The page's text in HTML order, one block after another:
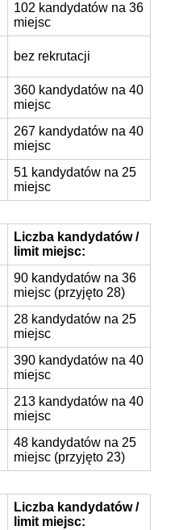
102 kandydatów na 36
miejsc
bez rekrutacji
360 kandydatów na 40
miejsc
267 kandydatów na 40
miejsc
51 kandydatów na 25
miejsc
Liczba kandydatów /
limit miejsc:
90 kandydatów na 36
miejsc (przyjęto 28)
28 kandydatów na 25
miejsc
390 kandydatów na 40
miejsc
213 kandydatów na 40
miejsc
48 kandydatów na 25
miejsc (przyjęto 23)
Liczba kandydatów /
limit miejsc: